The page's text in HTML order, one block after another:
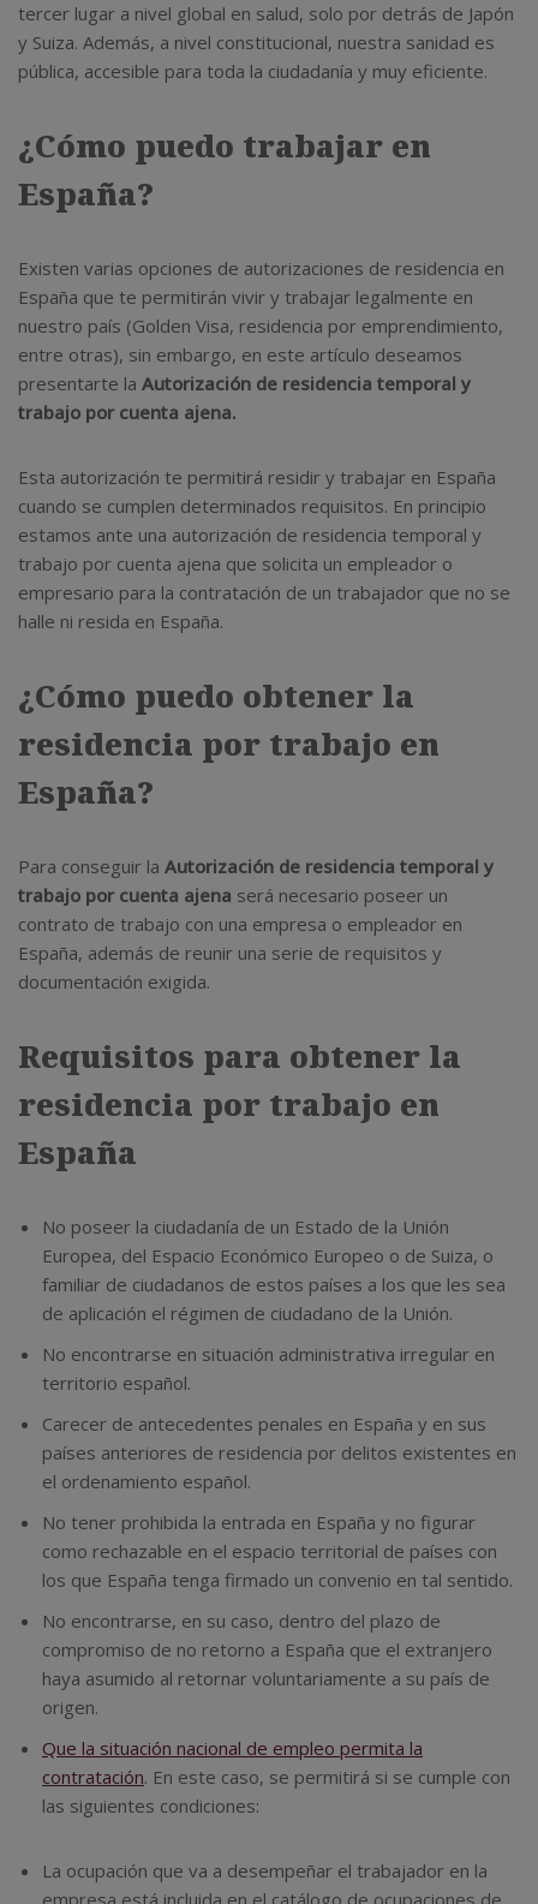
tercer lugar a nivel global en salud, solo por detrás de Japón
y Suiza. Además, a nivel constitucional, nuestra sanidad es
pública, accesible para toda la ciudadanía y muy eficiente.
¿Cómo puedo trabajar en
España?
Existen varias opciones de autorizaciones de residencia en
España que te permitirán vivir y trabajar legalmente en
nuestro país (Golden Visa, residencia por emprendimiento,
entre otras), sin embargo, en este artículo deseamos
presentarte la Autorización de residencia temporal y
trabajo por cuenta ajena.
Esta autorización te permitirá residir y trabajar en España
cuando se cumplen determinados requisitos. En principio
estamos ante una autorización de residencia temporal y
trabajo por cuenta ajena que solicita un empleador o
empresario para la contratación de un trabajador que no se
halle ni resida en España.
¿Cómo puedo obtener la
residencia por trabajo en
España?
Para conseguir la Autorización de residencia temporal y
trabajo por cuenta ajena será necesario poseer un
contrato de trabajo con una empresa o empleador en
España, además de reunir una serie de requisitos y
documentación exigida.
Requisitos para obtener la
residencia por trabajo en
España
No poseer la ciudadanía de un Estado de la Unión
Europea, del Espacio Económico Europeo o de Suiza, o
familiar de ciudadanos de estos países a los que les sea
de aplicación el régimen de ciudadano de la Unión.
No encontrarse en situación administrativa irregular en
territorio español.
Carecer de antecedentes penales en España y en sus
países anteriores de residencia por delitos existentes en
el ordenamiento español.
No tener prohibida la entrada en España y no figurar
como rechazable en el espacio territorial de países con
los que España tenga firmado un convenio en tal sentido.
No encontrarse, en su caso, dentro del plazo de
compromiso de no retorno a España que el extranjero
haya asumido al retornar voluntariamente a su país de
origen.
Que la situación nacional de empleo permita la
contratación. En este caso, se permitirá si se cumple con
las siguientes condiciones:
La ocupación que va a desempeñar el trabajador en la